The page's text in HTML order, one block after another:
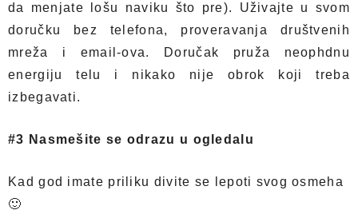
da menjate lošu naviku što pre). Uživajte u svom
doručku bez telefona, proveravanja društvenih
mreža i email-ova. Doručak pruža neophdnu
energiju telu i nikako nije obrok koji treba
izbegavati.
#3 Nasmešite se odrazu u ogledalu
Kad god imate priliku divite se lepoti svog osmeha
🙂